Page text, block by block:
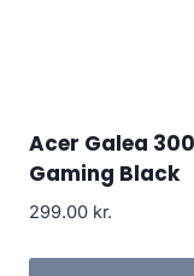
Acer Galea
Gaming Black
299.00 kr.